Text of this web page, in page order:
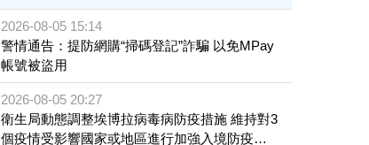
2026-08-05 15:14
警情通告：提防網購“掃碼登記”詐騙 以免MPay
帳號被盜用
2026-08-05 20:27
衛生局動態調整埃博拉病毒病防疫措施 維持對3
個疫情受影響國家或地區進行加強入境防疫措